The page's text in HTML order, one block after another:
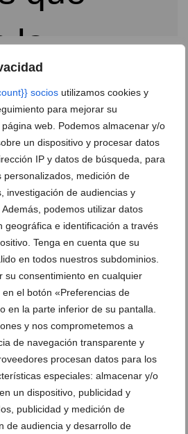
socios utilizamos cookies y
para mejorar su
web. Podemos almacenar y/o
un dispositivo y procesar datos
IP y datos de búsqueda, para
personalizados, medición de
investigación de audiencias y
podemos utilizar datos
geográfica e identificación a través
Tenga en cuenta que su
en todos nuestros subdominios.
su consentimiento en cualquier
el botón «Preferencias de
en la parte inferior de su pantalla.
y nos comprometemos a
de navegación transparente y
procesan datos para los
especiales: almacenar y/o
un dispositivo, publicidad y
publicidad y medición de
de audiencia y desarrollo de
FS Benitatxell en la primera